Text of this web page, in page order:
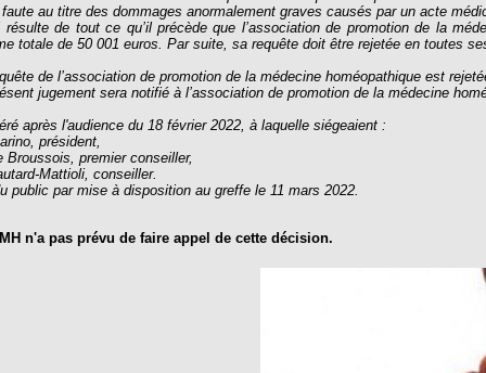
au titre des dommages anormalement graves causés par un acte
de tout ce qu’il précède que l’association de promotion de la
totale de 50 001 euros. Par suite, sa requête doit être rejetée en toutes
de l’association de promotion de la médecine homéopathique est
jugement sera notifié à l’association de promotion de la médecine
après l'audience du 18 février 2022, à laquelle siégeaient :
président,
Broussois, premier conseiller,
Mattioli, conseiller.
public par mise à disposition au greffe le 11 mars 2022.
n'a pas prévu de faire appel de cette décision.